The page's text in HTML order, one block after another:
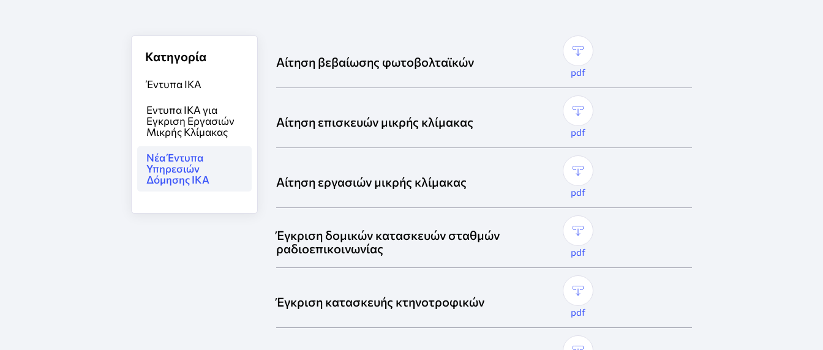
Κατηγορία
Έντυπα ΙΚΑ
Εντυπα ΙΚΑ για
Εγκριση Εργασιών
Μικρής Κλίμακας
Νέα Έντυπα
Υπηρεσιών
Δόμησης IKA
Αίτηση βεβαίωσης φωτοβολταϊκών
Αίτηση επισκευών μικρής κλίμακας
Αίτηση εργασιών μικρής κλίμακας
Έγκριση δομικών κατασκευών σταθμών
ραδιοεπικοινωνίας
Έγκριση κατασκευής κτηνοτροφικών